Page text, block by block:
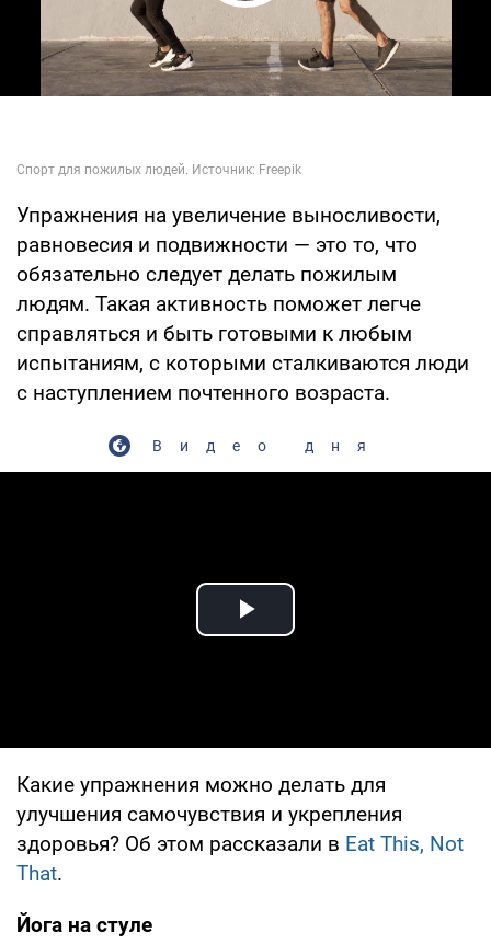
Упражнения на увеличение выносливости,
равновесия и подвижности — это то, что
обязательно следует делать пожилым
людям. Такая активность поможет легче
справляться и быть готовыми к любым
испытаниям, с которыми сталкиваются люди
с наступлением почтенного возраста.
Видео дня
Play Video
Какие упражнения можно делать для
улучшения самочувствия и укрепления
здоровья? Об этом рассказали в Eat This, Not
That.
Йога на стуле